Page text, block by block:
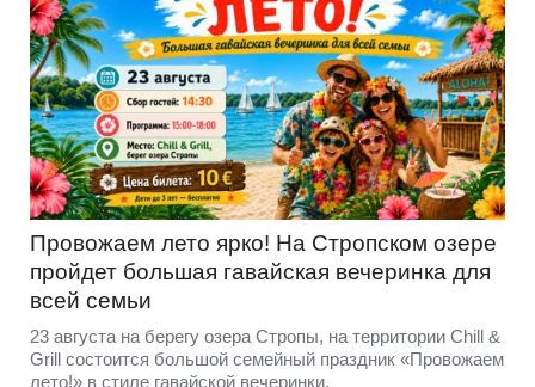
Провожаем лето ярко! На Стропском озере
пройдет большая гавайская вечеринка для
всей семьи
23 августа на берегу озера Стропы, на территории Chill &
Grill состоится большой семейный праздник «Провожаем
лето!» в стиле гавайской вечеринки.